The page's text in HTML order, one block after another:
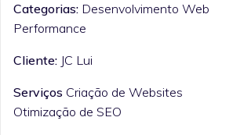
Categorias: Desenvolvimento Web
Performance
Cliente: JC Lui
Serviços Criação de Websites
Otimização de SEO